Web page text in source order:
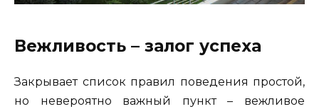
Вежливость – залог успеха
Закрывает список правил поведения простой,
но невероятно важный пункт – вежливое